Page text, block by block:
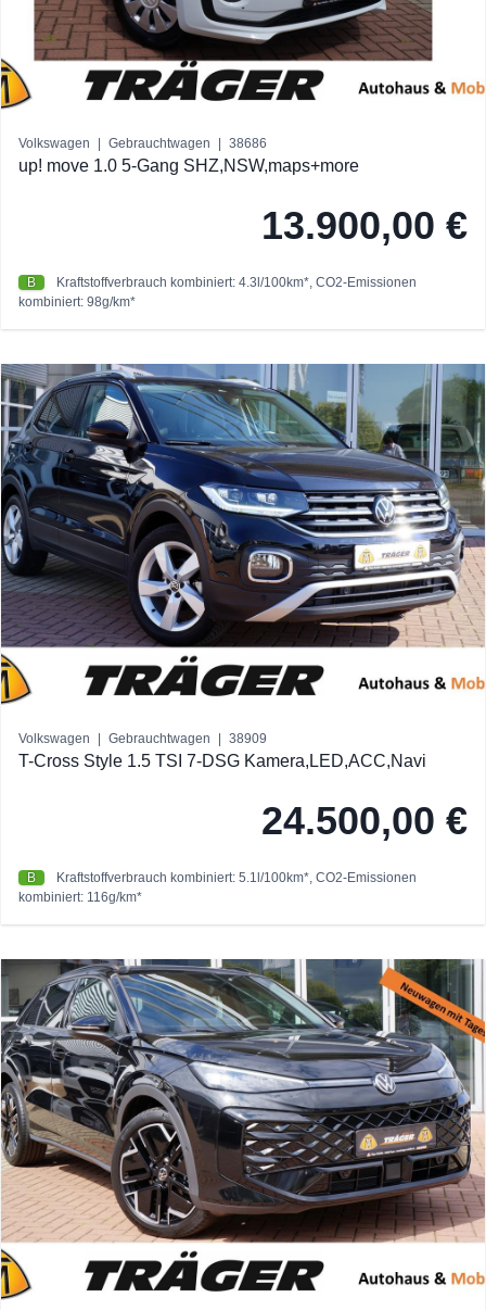
Volkswagen Gebrauchtwagen 38686
up! move 1.0 5-Gang SHZ,NSW,maps+more
13.900,00 €
B
Kraftstoffverbrauch kombiniert: 4.3l/100km*, CO2-Emissionen
kombiniert: 98g/km*
Volkswagen Gebrauchtwagen 38909
T-Cross Style 1.5 TSI 7-DSG Kamera,LED,ACC,Navi
24.500,00 €
B
Kraftstoffverbrauch kombiniert: 5.1l/100km*, CO2-Emissionen
kombiniert: 116g/km*